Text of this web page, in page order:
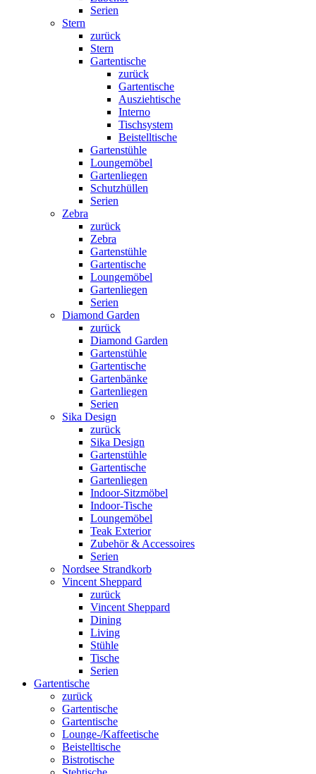
Serien
Stern
zurück
Stern
Gartentische
zurück
Gartentische
Ausziehtische
Interno
Tischsystem
Beistelltische
Gartenstühle
Loungemöbel
Gartenliegen
Schutzhüllen
Serien
Zebra
zurück
Zebra
Gartenstühle
Gartentische
Loungemöbel
Gartenliegen
Serien
Diamond Garden
zurück
Diamond Garden
Gartenstühle
Gartentische
Gartenbänke
Gartenliegen
Serien
Sika Design
zurück
Sika Design
Gartenstühle
Gartentische
Gartenliegen
Indoor-Sitzmöbel
Indoor-Tische
Loungemöbel
Teak Exterior
Zubehör & Accessoires
Serien
Nordsee Strandkorb
Vincent Sheppard
zurück
Vincent Sheppard
Dining
Living
Stühle
Tische
Serien
Gartentische
zurück
Gartentische
Gartentische
Lounge-/Kaffeetische
Beistelltische
Bistrotische